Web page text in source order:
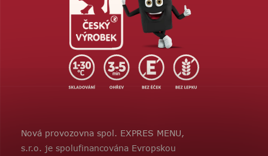
Nová provozovna spol. EXPRES MENU,
s.r.o. je spolufinancována Evropskou